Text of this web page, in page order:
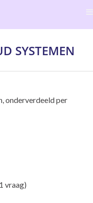
SYSTEMEN
onderverdeeld per
vraag)